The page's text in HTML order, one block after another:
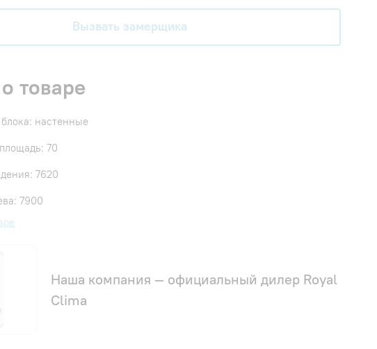
Вызвать замерщика
товаре
настенные
70
7620
7900
Наша компания — официальный дилер Royal
Clima